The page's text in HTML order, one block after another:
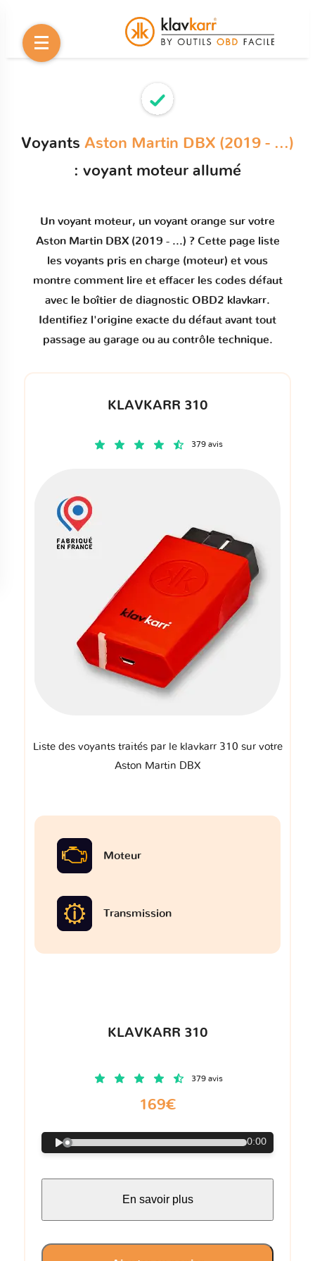
Voyants Aston Martin DBX (2019 - ...)
: voyant moteur allumé
Un voyant moteur, un voyant orange sur votre
Aston Martin DBX (2019 - ...) ? Cette page liste
les voyants pris en charge (moteur) et vous
montre comment lire et effacer les codes défaut
avec le boîtier de diagnostic OBD2 klavkarr.
Identifiez l'origine exacte du défaut avant tout
passage au garage ou au contrôle technique.
KLAVKARR 310
379 avis
Liste des voyants traités par le klavkarr 310 sur votre
Aston Martin DBX
Moteur
Transmission
KLAVKARR 310
379 avis
169€
0:00
En savoir plus